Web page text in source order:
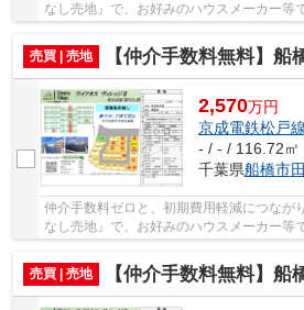
なし売地』で、お好みのハウスメーカー等
売買 | 売地
【仲介手数料無料】船橋市田喜野
2,570万円
京成電鉄松戸線
- / - / 116.72㎡
千葉県船橋市
仲介手数料ゼロと、初期費用軽減につなが
なし売地』で、お好みのハウスメーカー等
売買 | 売地
【仲介手数料無料】船橋市田喜野